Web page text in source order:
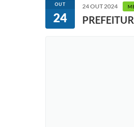
OUT
24
24 OUT 2024